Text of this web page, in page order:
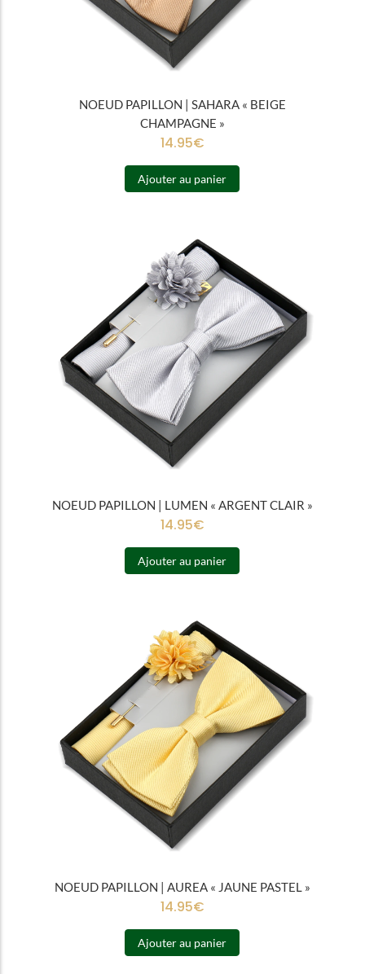
NOEUD PAPILLON | SAHARA « BEIGE
CHAMPAGNE »
14.95€
Ajouter au panier
NOEUD PAPILLON | LUMEN « ARGENT CLAIR »
14.95€
Ajouter au panier
NOEUD PAPILLON | AUREA « JAUNE PASTEL »
14.95€
Ajouter au panier